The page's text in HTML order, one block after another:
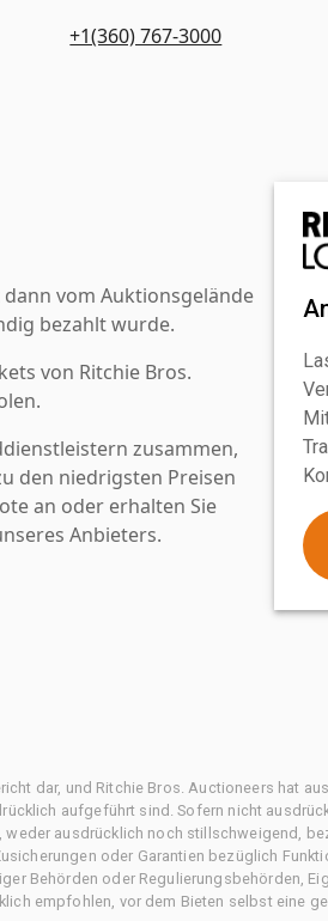
+1(360) 767-3000
vom Auktionsgelände
bezahlt wurde.
von Ritchie Bros.
zusammen,
den niedrigsten Preisen
an oder erhalten Sie
Anbieters.
dar, und Ritchie Bros. Auctioneers hat
aufgeführt sind. Sofern nicht
ausdrücklich noch stillschweigend,
oder Garantien bezüglich
Behörden oder Regulierungsbehörden,
empfohlen, vor dem Bieten selbst eine